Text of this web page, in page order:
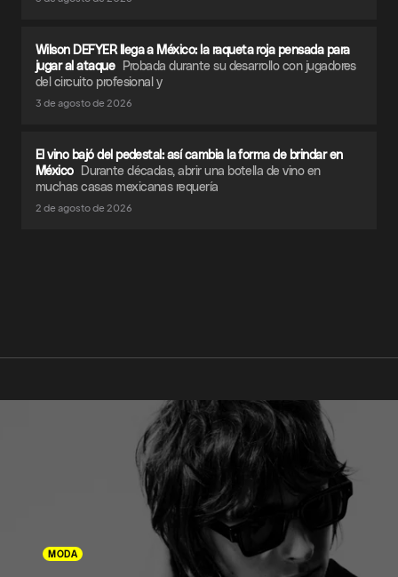
Wilson DEFYER llega a México: la raqueta roja pensada para
jugar al ataque Probada durante su desarrollo con jugadores
del circuito profesional y
3 de agosto de 2026
El vino bajó del pedestal: así cambia la forma de brindar en
México Durante décadas, abrir una botella de vino en
muchas casas mexicanas requería
2 de agosto de 2026
MODA